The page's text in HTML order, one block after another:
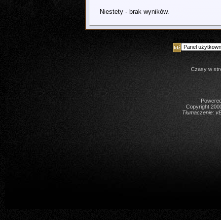
Niestety - brak wyników.
Skocz do forum
Czasy w
Copyright
Tłumaczenie: